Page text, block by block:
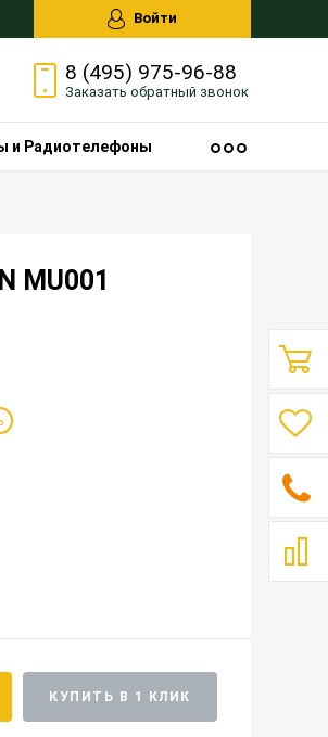
Войти
8 (495) 975-96-88
Заказать обратный звонок
и Радиотелефоны
MU001
КУПИТЬ В 1 КЛИК